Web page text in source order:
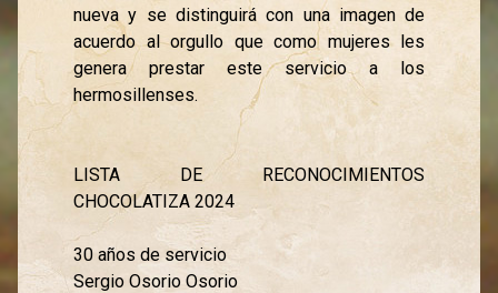
nueva y se distinguirá con una imagen de
acuerdo al orgullo que como mujeres les
genera prestar este servicio a los
hermosillenses.
LISTA DE RECONOCIMIENTOS
CHOCOLATIZA 2024
30 años de servicio
Sergio Osorio Osorio